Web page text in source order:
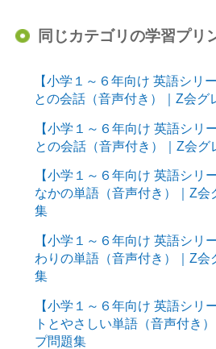
同じカテゴリの学習プリ
【小学１～６年向け 英語シリ
との会話（音声付き）｜Z会グ
【小学１～６年向け 英語シリ
との会話（音声付き）｜Z会グ
【小学１～６年向け 英語シ
なかの単語（音声付き）｜Z会
集
【小学１～６年向け 英語シリ
わりの単語（音声付き）｜Z会
集
【小学１～６年向け 英語シリ
トとやさしい単語（音声付き
プ問題集